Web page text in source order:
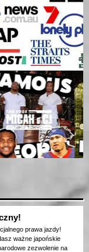
prawa jazdy!
ważne japońskie
zezwolenie na